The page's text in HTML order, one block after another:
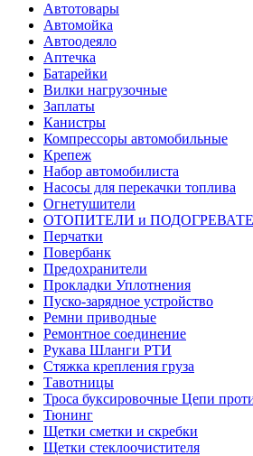
Автотовары
Автомойка
Автоодеяло
Аптечка
Батарейки
Вилки нагрузочные
Заплаты
Канистры
Компрессоры автомобильные
Крепеж
Набор автомобилиста
Насосы для перекачки топлива
Огнетушители
ОТОПИТЕЛИ и
Перчатки
Повербанк
Предохранители
Прокладки Уплотнения
Пуско-зарядное устройство
Ремни приводные
Ремонтное соединение
Рукава Шланги РТИ
Стяжка крепления груза
Тавотницы
Троса буксировочные Цепи
Тюнинг
Щетки сметки и скребки
Щетки стеклоочистителя